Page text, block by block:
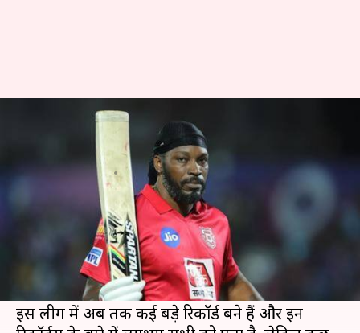
IPL के पूरे हुए 12 साल, जानिए 12
अनसुने रिकार्ड्स
Neeraj Pandey May 09, 2020 11:40 am
शनिवार को इंडियन प्रीमियर लीग (IPL) के 12 साल पूरे हो
चुके हैं और लोग टूर्नामेंट के इन सफल सालों की अहम
चीजों को याद कर रहे हैं।
इस लीग में अब तक कई बड़े रिकॉर्ड बने हैं और इन